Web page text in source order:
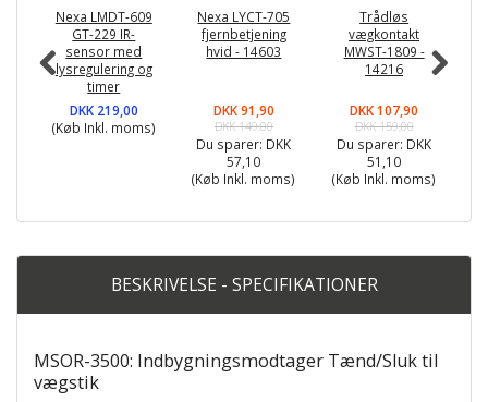
Nexa LMDT-609
GT-229 IR-
sensor med
lysregulering og
timer
DKK 219,00
(Køb Inkl. moms)
Nexa LYCT-705
fjernbetjening
hvid - 14603
DKK 91,90
DKK 149,00
Du sparer: DKK
57,10
(Køb Inkl. moms)
Trådløs
vægkontakt
MWST-1809 -
14216
DKK 107,90
DKK 159,00
Du sparer: DKK
51,10
(Køb Inkl. moms)
BESKRIVELSE - SPECIFIKATIONER
MSOR-3500: Indbygningsmodtager Tænd/Sluk til
vægstik